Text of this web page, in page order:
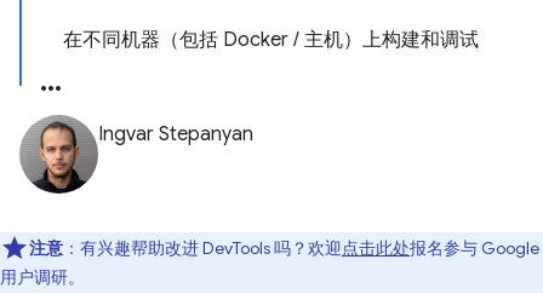
在不同机器（包括 Docker / 主机）上构建和调试
Ingvar Stepanyan
注意 ：有兴趣帮助改进 DevTools 吗？欢迎点击此处报名参与 Google
用户调研。